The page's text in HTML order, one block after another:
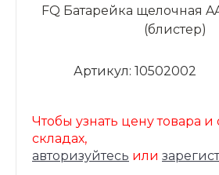
FQ Батарейка щелочная
(блистер)
Артикул: 10502002
Чтобы узнать цену товара и
складах,
авторизуйтесь или